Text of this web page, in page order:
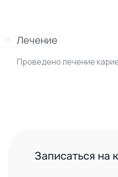
Лечение
Проведено лечение
Записаться на